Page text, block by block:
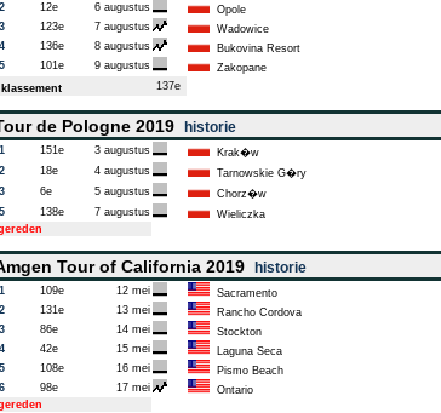
12e 6 augustus Opole
123e 7 augustus Wadowice
136e 8 augustus Bukovina Resort
101e 9 augustus Zakopane
137e
de Pologne 2019 historie
151e 3 augustus Krak�w
18e 4 augustus Tarnowskie G�ry
6e 5 augustus Chorz�w
138e 7 augustus Wieliczka
Tour of California 2019 historie
109e 12 mei Sacramento
131e 13 mei Rancho Cordova
86e 14 mei Stockton
42e 15 mei Laguna Seca
108e 16 mei Pismo Beach
98e 17 mei Ontario